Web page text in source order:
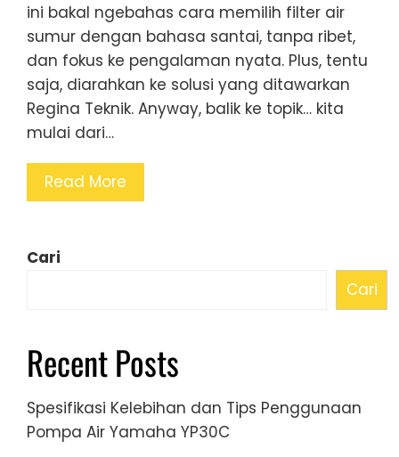
ini bakal ngebahas cara memilih filter air
sumur dengan bahasa santai, tanpa ribet,
dan fokus ke pengalaman nyata. Plus, tentu
saja, diarahkan ke solusi yang ditawarkan
Regina Teknik. Anyway, balik ke topik… kita
mulai dari…
Read More
Cari
Cari
Recent Posts
Spesifikasi Kelebihan dan Tips Penggunaan
Pompa Air Yamaha YP30C